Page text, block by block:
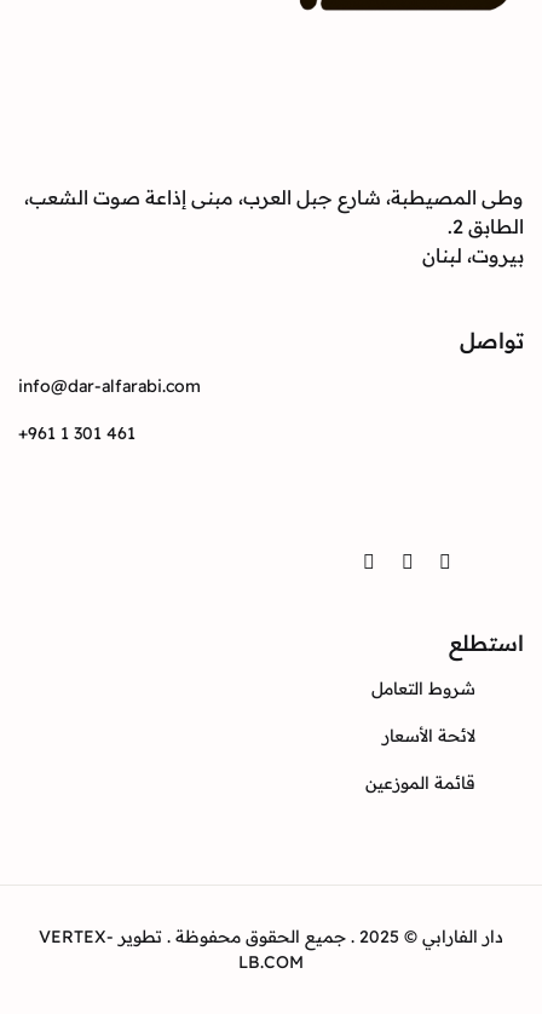
وطى المصيطبة، شارع جبل العرب، مبنى إذاعة صوت الشعب،
الطابق 2.
بيروت، لبنان
تواصل
info@dar-alfarabi.com
+961 1 301 461
Facebook
Instagram
Twitter
استطلع
شروط التعامل
لائحة الأسعار
قائمة الموزعين
دار الفارابي © 2025 . جميع الحقوق محفوظة . تطوير VERTEX-
LB.COM